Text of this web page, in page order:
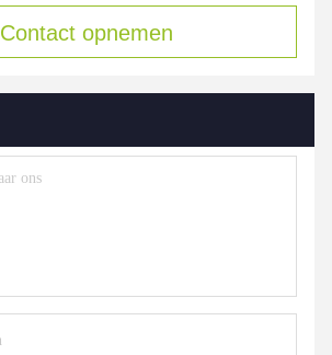
Contact opnemen